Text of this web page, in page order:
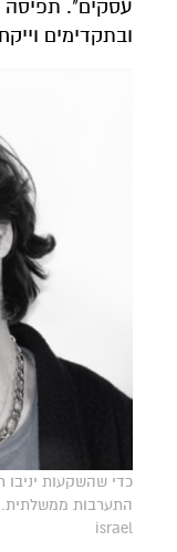
עסקים".
ובתקדימים
כדי שהשקעות יניבו
israel